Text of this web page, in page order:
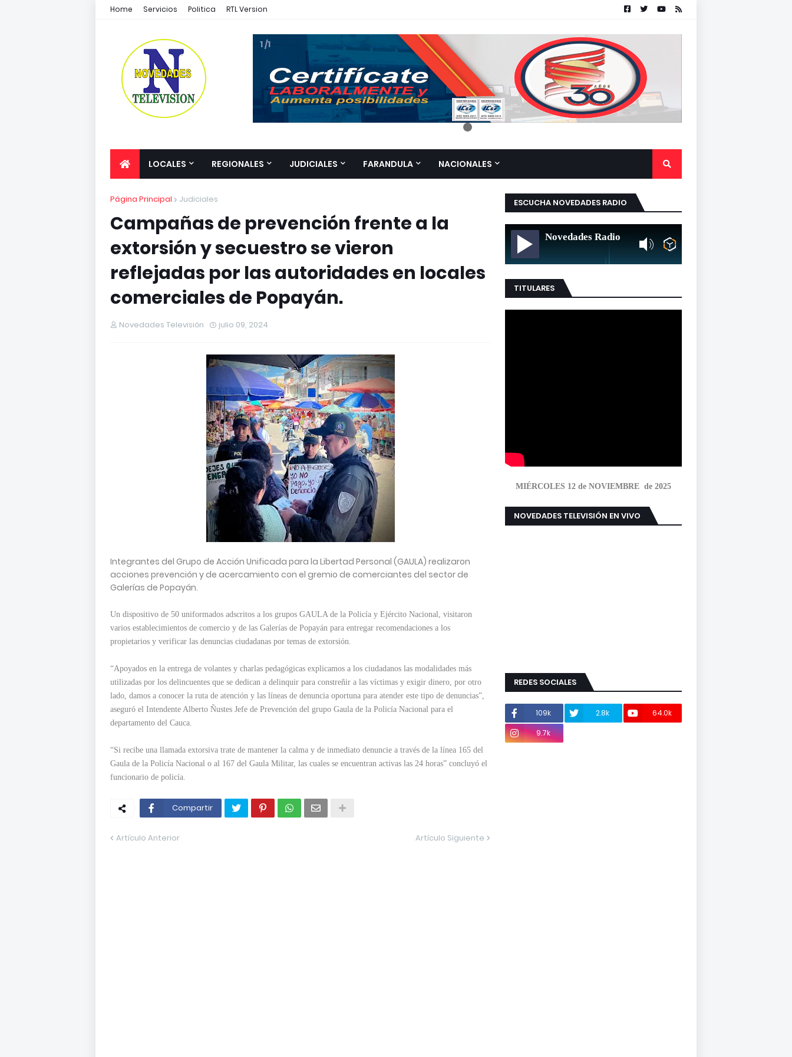
Home Servicios Politica RTL Version
1 /1
LOCALES REGIONALES JUDICIALES FARANDULA NACIONALES
Página Principal Judiciales
Campañas de prevención frente a la
extorsión y secuestro se vieron
reflejadas por las autoridades en locales
comerciales de Popayán.
Novedades Televisión julio 09, 2024
Integrantes del Grupo de Acción Unificada para la Libertad Personal (GAULA) realizaron
acciones prevención y de acercamiento con el gremio de comerciantes del sector de
Galerías de Popayán.
Un dispositivo de 50 uniformados adscritos a los grupos GAULA de la Policía y Ejército Nacional, visitaron
varios establecimientos de comercio y de las Galerías de Popayán para entregar recomendaciones a los
propietarios y verificar las denuncias ciudadanas por temas de extorsión.
“Apoyados en la entrega de volantes y charlas pedagógicas explicamos a los ciudadanos las modalidades más
utilizadas por los delincuentes que se dedican a delinquir para constreñir a las víctimas y exigir dinero, por otro
lado, damos a conocer la ruta de atención y las líneas de denuncia oportuna para atender este tipo de denuncias”,
aseguró el Intendente Alberto Ñustes Jefe de Prevención del grupo Gaula de la Policía Nacional para el
departamento del Cauca.
“Si recibe una llamada extorsiva trate de mantener la calma y de inmediato denuncie a través de la línea 165 del
Gaula de la Policía Nacional o al 167 del Gaula Militar, las cuales se encuentran activas las 24 horas” concluyó el
funcionario de policía.
Compartir
Artículo Anterior Artículo Siguiente
ESCUCHA NOVEDADES RADIO
Novedades Radio
TITULARES
MIÉRCOLES 12 de NOVIEMBRE de 2025
NOVEDADES TELEVISIÓN EN VIVO
REDES SOCIALES
109k 2.8k
64.0k
9.7k